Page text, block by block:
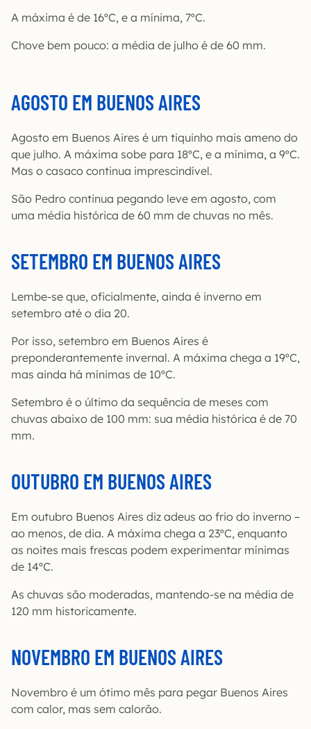
A máxima é de 16ºC, e a mínima, 7ºC.
Chove bem pouco: a média de julho é de 60 mm.
AGOSTO EM BUENOS AIRES
Agosto em Buenos Aires é um tiquinho mais ameno do
que julho. A máxima sobe para 18ºC, e a mínima, a 9ºC.
Mas o casaco continua imprescindível.
São Pedro continua pegando leve em agosto, com
uma média histórica de 60 mm de chuvas no mês.
SETEMBRO EM BUENOS AIRES
Lembe-se que, oficialmente, ainda é inverno em
setembro até o dia 20.
Por isso, setembro em Buenos Aires é
preponderantemente invernal. A máxima chega a 19ºC,
mas ainda há mínimas de 10ºC.
Setembro é o último da sequência de meses com
chuvas abaixo de 100 mm: sua média histórica é de 70
mm.
OUTUBRO EM BUENOS AIRES
Em outubro Buenos Aires diz adeus ao frio do inverno –
ao menos, de dia. A máxima chega a 23ºC, enquanto
as noites mais frescas podem experimentar mínimas
de 14ºC.
As chuvas são moderadas, mantendo-se na média de
120 mm historicamente.
NOVEMBRO EM BUENOS AIRES
Novembro é um ótimo mês para pegar Buenos Aires
com calor, mas sem calorão.